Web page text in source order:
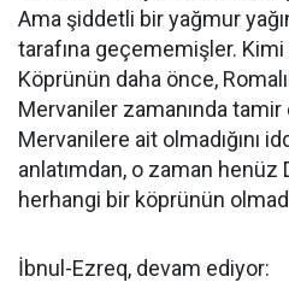
Ama şiddetli bir yağmur
tarafına geçememişler.
Köprünün daha önce,
Mervaniler zamanında tamir
Mervanilere ait olmadığını
anlatımdan, o zaman
herhangi bir köprünün
İbnul-Ezreq, devam ediyor: